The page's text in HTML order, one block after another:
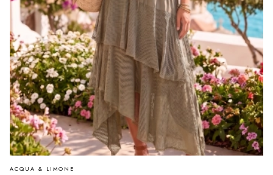
PRODUCENT
ACQUA & LIMONE